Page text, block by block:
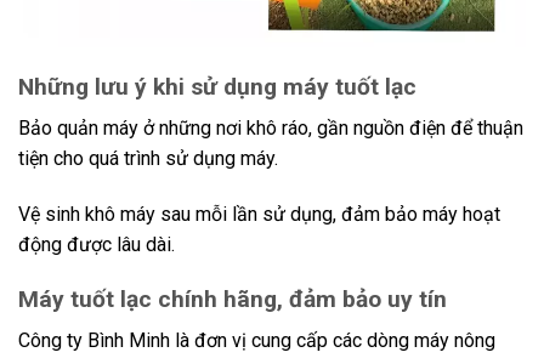
Những lưu ý khi sử dụng máy tuốt lạc
Bảo quản máy ở những nơi khô ráo, gần nguồn điện để thuận
tiện cho quá trình sử dụng máy.
Vệ sinh khô máy sau mỗi lần sử dụng, đảm bảo máy hoạt
động được lâu dài.
Máy tuốt lạc chính hãng, đảm bảo uy tín
Công ty Bình Minh là đơn vị cung cấp các dòng máy nông